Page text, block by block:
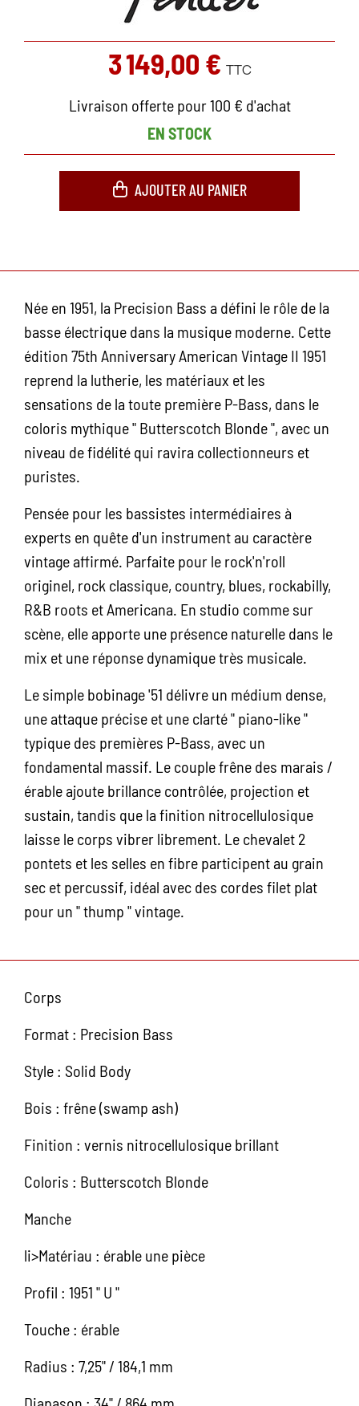
3 149,00 € TTC
Livraison offerte pour 100 € d'achat
EN STOCK
AJOUTER AU PANIER
Née en 1951, la Precision Bass a défini le rôle de la
basse électrique dans la musique moderne. Cette
édition 75th Anniversary American Vintage II 1951
reprend la lutherie, les matériaux et les
sensations de la toute première P-Bass, dans le
coloris mythique " Butterscotch Blonde ", avec un
niveau de fidélité qui ravira collectionneurs et
puristes.
Pensée pour les bassistes intermédiaires à
experts en quête d'un instrument au caractère
vintage affirmé. Parfaite pour le rock'n'roll
originel, rock classique, country, blues, rockabilly,
R&B roots et Americana. En studio comme sur
scène, elle apporte une présence naturelle dans le
mix et une réponse dynamique très musicale.
Le simple bobinage '51 délivre un médium dense,
une attaque précise et une clarté " piano-like "
typique des premières P-Bass, avec un
fondamental massif. Le couple frêne des marais /
érable ajoute brillance contrôlée, projection et
sustain, tandis que la finition nitrocellulosique
laisse le corps vibrer librement. Le chevalet 2
pontets et les selles en fibre participent au grain
sec et percussif, idéal avec des cordes filet plat
pour un " thump " vintage.
Corps
Format : Precision Bass
Style : Solid Body
Bois : frêne (swamp ash)
Finition : vernis nitrocellulosique brillant
Coloris : Butterscotch Blonde
Manche
li>Matériau : érable une pièce
Profil : 1951 " U "
Touche : érable
Radius : 7,25" / 184,1 mm